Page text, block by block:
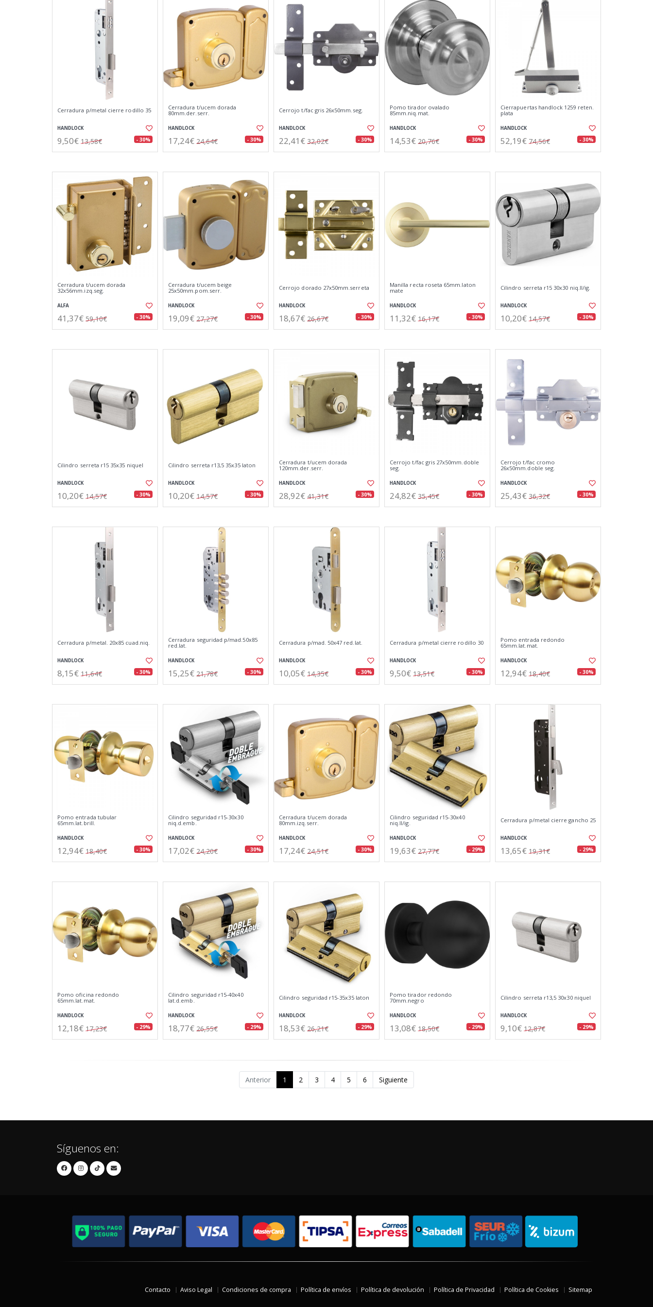
Cerradura p/metal cierre rodillo 35
HANDLOCK
9,50€ 13,58€ - 30%
Cerradura t/ucem dorada
80mm.der.serr.
HANDLOCK
17,24€ 24,64€ - 30%
Cerrojo t/fac gris 26x50mm.seg.
HANDLOCK
22,41€ 32,02€ - 30%
Pomo tirador ovalado
85mm.niq.mat.
HANDLOCK
14,53€ 20,76€ - 30%
Cierrapuertas handlock 1259 reten.
plata
HANDLOCK
52,19€ 74,56€ - 30%
Cerradura t/ucem dorada
32x56mm.izq.seg.
ALFA
41,37€ 59,10€ - 30%
Cerradura t/ucem beige
25x50mm.pom.serr.
HANDLOCK
19,09€ 27,27€ - 30%
Cerrojo dorado 27x50mm.serreta
HANDLOCK
18,67€ 26,67€ - 30%
Manilla recta roseta 65mm.laton
mate
HANDLOCK
11,32€ 16,17€ - 30%
Cilindro serreta r15 30x30 niq.ll/ig.
HANDLOCK
10,20€ 14,57€ - 30%
Cilindro serreta r15 35x35 niquel
HANDLOCK
10,20€ 14,57€ - 30%
Cilindro serreta r13,5 35x35 laton
HANDLOCK
10,20€ 14,57€ - 30%
Cerradura t/ucem dorada
120mm.der.serr.
HANDLOCK
28,92€ 41,31€ - 30%
Cerrojo t/fac gris 27x50mm.doble
seg.
HANDLOCK
24,82€ 35,45€ - 30%
Cerrojo t/fac cromo
26x50mm.doble seg.
HANDLOCK
25,43€ 36,32€ - 30%
Cerradura p/metal. 20x85 cuad.niq.
HANDLOCK
8,15€ 11,64€ - 30%
Cerradura seguridad p/mad.50x85
red.lat.
HANDLOCK
15,25€ 21,78€ - 30%
Cerradura p/mad. 50x47 red.lat.
HANDLOCK
10,05€ 14,35€ - 30%
Cerradura p/metal cierre rodillo 30
HANDLOCK
9,50€ 13,51€ - 30%
Pomo entrada redondo
65mm.lat.mat.
HANDLOCK
12,94€ 18,40€ - 30%
Pomo entrada tubular
65mm.lat.brill.
HANDLOCK
12,94€ 18,40€ - 30%
Cilindro seguridad r15-30x30
niq.d.emb.
HANDLOCK
17,02€ 24,20€ - 30%
Cerradura t/ucem dorada
80mm.izq.serr.
HANDLOCK
17,24€ 24,51€ - 30%
Cilindro seguridad r15-30x40
niq.ll/ig.
HANDLOCK
19,63€ 27,77€ - 29%
Cerradura p/metal cierre gancho 25
HANDLOCK
13,65€ 19,31€ - 29%
Pomo oficina redondo
65mm.lat.mat.
HANDLOCK
12,18€ 17,23€ - 29%
Cilindro seguridad r15-40x40
lat.d.emb.
HANDLOCK
18,77€ 26,55€ - 29%
Cilindro seguridad r15-35x35 laton
HANDLOCK
18,53€ 26,21€ - 29%
Pomo tirador redondo
70mm.negro
HANDLOCK
13,08€ 18,50€ - 29%
Cilindro serreta r13,5 30x30 niquel
HANDLOCK
9,10€ 12,87€ - 29%
Anterior 1 2 3 4 5 6 Siguiente
Síguenos en:
Contacto Aviso Legal Condiciones de compra Política de envíos Política de devolución Política de Privacidad Política de Cookies Sitemap